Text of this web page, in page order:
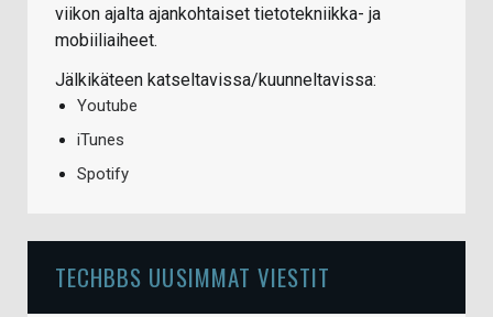
viikon ajalta ajankohtaiset tietotekniikka- ja
mobiiliaiheet.
Jälkikäteen katseltavissa/kuunneltavissa:
Youtube
iTunes
Spotify
TECHBBS UUSIMMAT VIESTIT